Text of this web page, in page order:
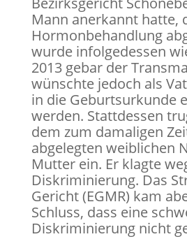
Mann anerkannt hatte,
Hormonbehandlung
wurde infolgedessen
2013 gebar der
wünschte jedoch als
in die Geburtsurkunde
werden. Stattdessen
dem zum damaligen
abgelegten weiblichen
Mutter ein. Er klagte
Diskriminierung. Das
Gericht (EGMR) kam
Schluss, dass eine
Diskriminierung nicht